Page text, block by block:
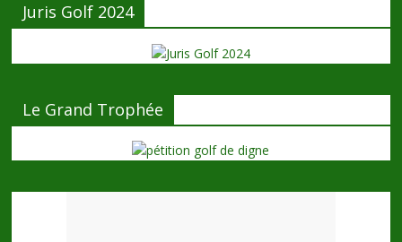
Juris Golf 2024
Le Grand Trophée